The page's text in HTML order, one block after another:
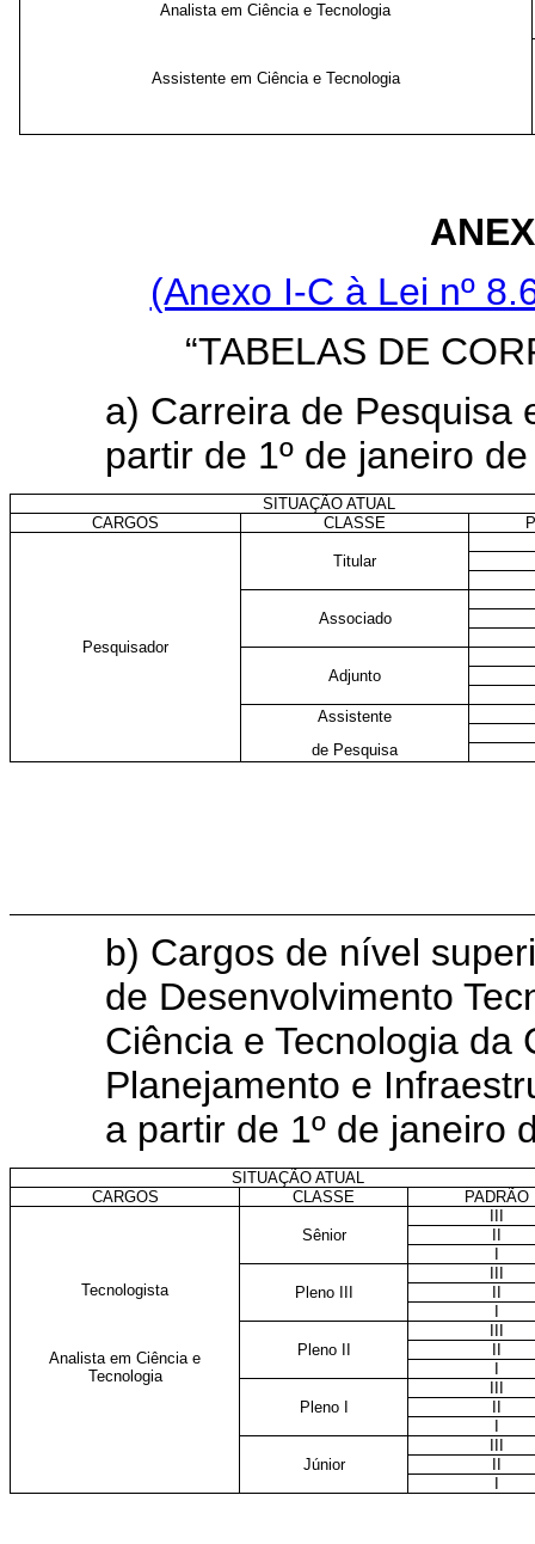
Analista em Ciência e Tecnologia
Assistente em Ciência e Tecnologia
(Anexo I-C à Lei nº
“TABELAS DE
a) Carreira de Pesquisa
partir de 1º de janeiro
SITUAÇÃO ATUAL
CARGOS
CLASSE
Pesquisador
Titular
Associado
Adjunto
Assistente
de Pesquisa
b) Cargos de nível
de Desenvolvimento
Ciência e Tecnologia da
Planejamento e
a partir de 1º de janeiro
SITUAÇÃO ATUAL
CARGOS
CLASSE PADRÃO
Tecnologista
Analista em Ciência e
Tecnologia
Sênior
Pleno III
Pleno II
Pleno I
Júnior